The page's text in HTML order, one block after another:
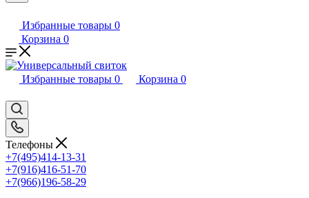
Избранные товары 0
Корзина 0
Избранные товары 0 Корзина 0
Телефоны
+7(495)414-13-31
+7(916)416-51-70
+7(966)196-58-29